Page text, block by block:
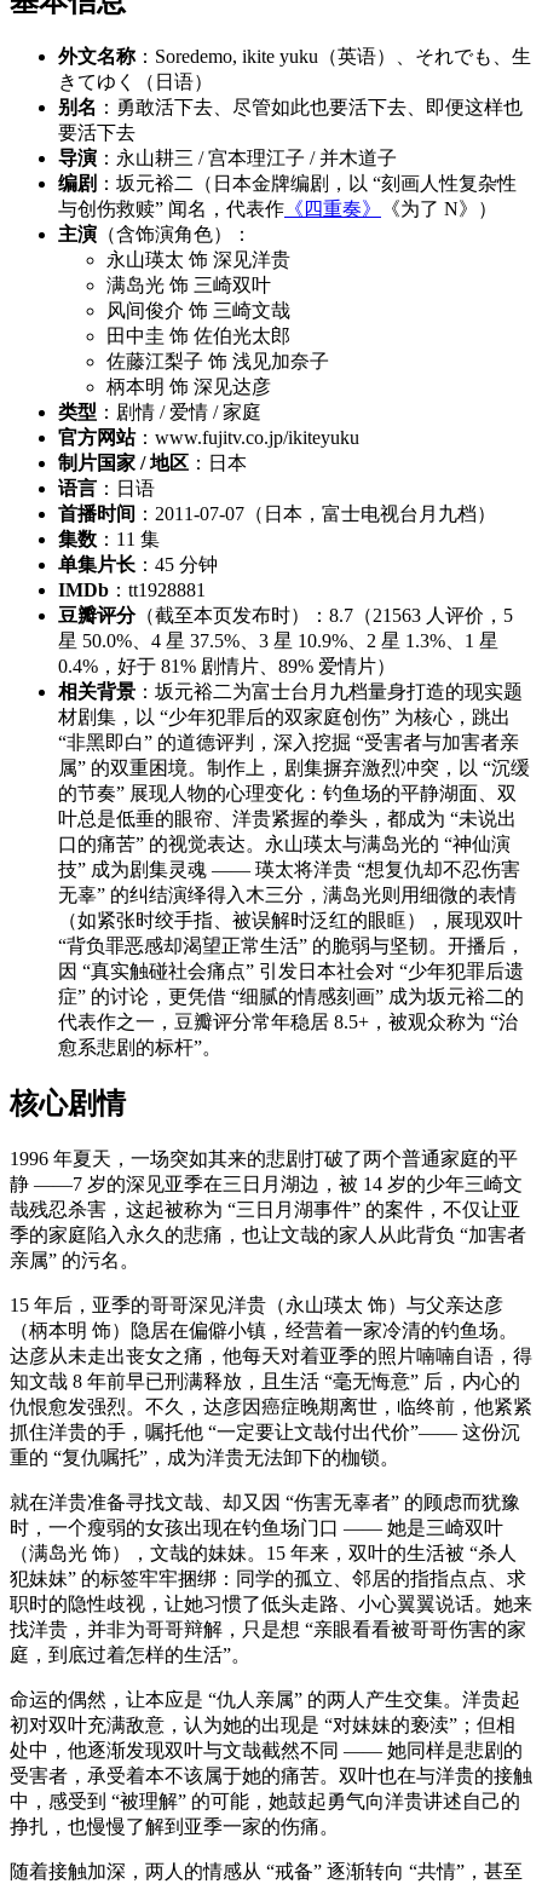
外文名称：Soredemo, ikite yuku（英语）、それでも、生
きてゆく（日语）
别名 ：勇敢活下去、尽管如此也要活下去、即便这样也
要活下去
导演 ：永山耕三 / 宫本理江子 / 并木道子
编剧 ：坂元裕二（日本金牌编剧，以 “刻画人性复杂性
与创伤救赎” 闻名，代表作 《四重奏》
《为了 N》）
主演 （含饰演角色）：
永山瑛太 饰 深见洋贵
满岛光 饰 三崎双叶
风间俊介 饰 三崎文哉
田中圭 饰 佐伯光太郎
佐藤江梨子 饰 浅见加奈子
柄本明 饰 深见达彦
类型 ：剧情 / 爱情 / 家庭
官方网站：www.fujitv.co.jp/ikiteyuku
制片国家 / 地区 ：日本
语言 ：日语
首播时间 ：2011-07-07（日本，富士电视台月九档）
集数 ：11 集
单集片长 ：45 分钟
IMDb ：tt1928881
豆瓣评分（截至本页发布时）：8.7（21563 人评价，5
星 50.0%、4 星 37.5%、3 星 10.9%、2 星 1.3%、1 星
0.4%，好于 81% 剧情片、89% 爱情片）
相关背景 ：坂元裕二为富士台月九档量身打造的现实题
材剧集，以 “少年犯罪后的双家庭创伤” 为核心，跳出
“非黑即白” 的道德评判，深入挖掘 “受害者与加害者亲
属” 的双重困境。制作上，剧集摒弃激烈冲突，以 “沉缓
的节奏” 展现人物的心理变化：钓鱼场的平静湖面、双
叶总是低垂的眼帘、洋贵紧握的拳头，都成为 “未说出
口的痛苦” 的视觉表达。永山瑛太与满岛光的 “神仙演
技” 成为剧集灵魂 —— 瑛太将洋贵 “想复仇却不忍伤害
无辜” 的纠结演绎得入木三分，满岛光则用细微的表情
（如紧张时绞手指、被误解时泛红的眼眶），展现双叶
“背负罪恶感却渴望正常生活” 的脆弱与坚韧。开播后，
因 “真实触碰社会痛点” 引发日本社会对 “少年犯罪后遗
症” 的讨论，更凭借 “细腻的情感刻画” 成为坂元裕二的
代表作之一，豆瓣评分常年稳居 8.5+，被观众称为 “治
愈系悲剧的标杆”。
核心剧情
1996 年夏天，一场突如其来的悲剧打破了两个普通家庭的平
静 ——7 岁的深见亚季在三日月湖边，被 14 岁的少年三崎文
哉残忍杀害，这起被称为 “三日月湖事件” 的案件，不仅让亚
季的家庭陷入永久的悲痛，也让文哉的家人从此背负 “加害者
亲属” 的污名。
15 年后，亚季的哥哥深见洋贵（永山瑛太 饰）与父亲达彦
（柄本明 饰）隐居在偏僻小镇，经营着一家冷清的钓鱼场。
达彦从未走出丧女之痛，他每天对着亚季的照片喃喃自语，得
知文哉 8 年前早已刑满释放，且生活 “毫无悔意” 后，内心的
仇恨愈发强烈。不久，达彦因癌症晚期离世，临终前，他紧紧
抓住洋贵的手，嘱托他 “一定要让文哉付出代价”—— 这份沉
重的 “复仇嘱托”，成为洋贵无法卸下的枷锁。
就在洋贵准备寻找文哉、却又因 “伤害无辜者” 的顾虑而犹豫
时，一个瘦弱的女孩出现在钓鱼场门口 —— 她是三崎双叶
（满岛光 饰），文哉的妹妹。15 年来，双叶的生活被 “杀人
犯妹妹” 的标签牢牢捆绑：同学的孤立、邻居的指指点点、求
职时的隐性歧视，让她习惯了低头走路、小心翼翼说话。她来
找洋贵，并非为哥哥辩解，只是想 “亲眼看看被哥哥伤害的家
庭，到底过着怎样的生活”。
命运的偶然，让本应是 “仇人亲属” 的两人产生交集。洋贵起
初对双叶充满敌意，认为她的出现是 “对妹妹的亵渎”；但相
处中，他逐渐发现双叶与文哉截然不同 —— 她同样是悲剧的
受害者，承受着本不该属于她的痛苦。双叶也在与洋贵的接触
中，感受到 “被理解” 的可能，她鼓起勇气向洋贵讲述自己的
挣扎，也慢慢了解到亚季一家的伤痛。
随着接触加深，两人的情感从 “戒备” 逐渐转向 “共情”，甚至